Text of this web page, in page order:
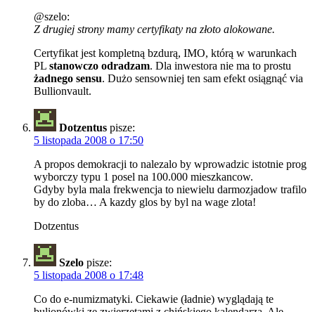
@szelo:
Z drugiej strony mamy certyfikaty na złoto alokowane.
Certyfikat jest kompletną bzdurą, IMO, którą w warunkach
PL stanowczo odradzam. Dla inwestora nie ma to prostu
żadnego sensu. Dużo sensowniej ten sam efekt osiągnąć via
Bullionvault.
Dotzentus pisze:
5 listopada 2008 o 17:50
A propos demokracji to nalezalo by wprowadzic istotnie prog
wyborczy typu 1 posel na 100.000 mieszkancow.
Gdyby byla mala frekwencja to niewielu darmozjadow trafilo
by do zloba… A kazdy glos by byl na wage zlota!
Dotzentus
Szelo pisze:
5 listopada 2008 o 17:48
Co do e-numizmatyki. Ciekawie (ładnie) wyglądają te